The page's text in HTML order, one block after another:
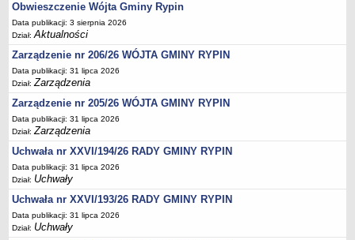
Wyniki naboru na wolne stanowiska urzędnicze
Petycje
Sygnaliści
Galeria
Raporty o stanie dostępności
Wnioski
WŁADZE I STRUKTURA
Struktura organizacyjna
Rada gminy
Wójt
Urząd gminy
Jednostki organizacyjne, GOPS, Instytucja kultury, OSP
Obwieszczenie Wójta Gminy Rypin
Data publikacji: 3 sierpnia 2026
Dział:Aktualności
Zarządzenie nr 206/26 WÓJTA GMINY RYPIN
Data publikacji: 31 lipca 2026
Dział:Zarządzenia
Zarządzenie nr 205/26 WÓJTA GMINY RYPIN
Data publikacji: 31 lipca 2026
Dział:Zarządzenia
Uchwała nr XXVI/194/26 RADY GMINY RYPIN
Data publikacji: 31 lipca 2026
Dział: Uchwały
Uchwała nr XXVI/193/26 RADY GMINY RYPIN
Data publikacji: 31 lipca 2026
Dział: Uchwały